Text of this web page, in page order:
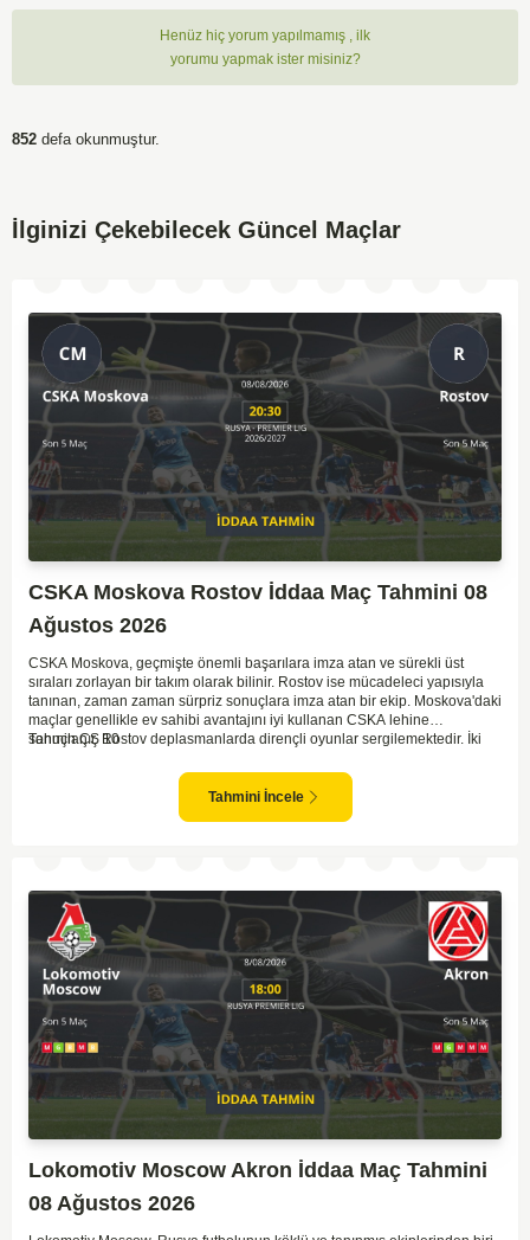
Henüz hiç yorum yapılmamış , ilk
yorumu yapmak ister misiniz?
852 defa okunmuştur.
İlginizi Çekebilecek Güncel Maçlar
CSKA Moskova Rostov İddaa Maç Tahmini 08
Ağustos 2026
CSKA Moskova, geçmişte önemli başarılara imza atan ve sürekli üst
sıraları zorlayan bir takım olarak bilinir. Rostov ise mücadeleci yapısıyla
tanınan, zaman zaman sürpriz sonuçlara imza atan bir ekip. Moskova'daki
maçlar genellikle ev sahibi avantajını iyi kullanan CSKA lehine
sonuçlanır. Rostov deplasmanlarda dirençli oyunlar sergilemektedir. İki
göstermektedir. CSKA'nın evinde oynayacak olması ve genel istatistikler
göz önüne alındığında, CSKA'nın sahasında kolay kolay puan
kaybetmeyeceğini söyleyebiliriz.
Tahmin ÇŞ 10
Tahmini İncele
Lokomotiv Moscow Akron İddaa Maç Tahmini
08 Ağustos 2026